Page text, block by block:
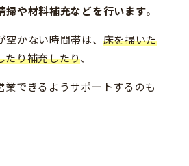
掃や材料補充などを行います。
空かない時間帯は、 床を掃いた
たり補充したり、
業できるようサポートするのも